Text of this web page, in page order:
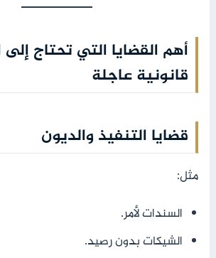
أهم القضايا التي تحتاج
قانونية عاجلة
قضايا التنفيذ والديون
مثل:
السندات لأمر.
الشيكات بدون رصيد.